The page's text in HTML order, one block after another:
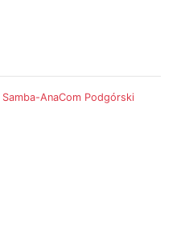
Samba-AnaCom Podgórski